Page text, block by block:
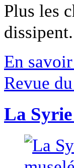
Plus les
En
Revue
La